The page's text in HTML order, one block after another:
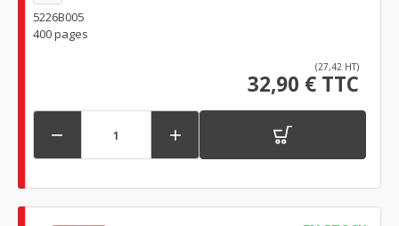
5226B005
400 pages
(27,42 HT)
32,90 € TTC
 